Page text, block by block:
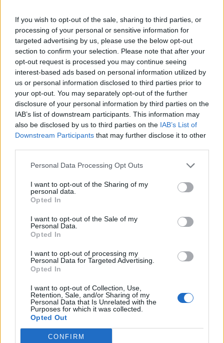
If you wish to opt-out of the sale, sharing to third parties, or
processing of your personal or sensitive information for
targeted advertising by us, please use the below opt-out
section to confirm your selection. Please note that after your
opt-out request is processed you may continue seeing
interest-based ads based on personal information utilized by
us or personal information disclosed to third parties prior to
your opt-out. You may separately opt-out of the further
disclosure of your personal information by third parties on the
IAB’s list of downstream participants. This information may
also be disclosed by us to third parties on the IAB’s List of
Downstream Participants that may further disclose it to other
Personal Data Processing Opt Outs
I want to opt-out of the Sharing of my
personal data.
Opted In
I want to opt-out of the Sale of my
Personal Data.
Opted In
I want to opt-out of processing my
Personal Data for Targeted Advertising.
Opted In
I want to opt-out of Collection, Use,
Retention, Sale, and/or Sharing of my
Personal Data that Is Unrelated with the
Purposes for which it was collected.
Opted Out
CONFIRM
luino
LEGGI GLI ALTRI ARTICOLI DI
LOMBARDIA